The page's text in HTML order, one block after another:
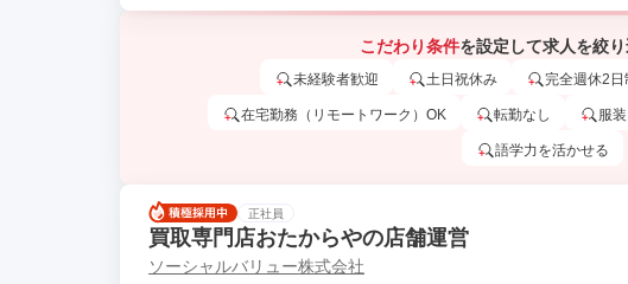
こだわり条件を設定して求人を絞
未経験者歓迎 土日祝休み 完全週休2日
在宅勤務（リモートワーク）OK 転勤なし 服
語学力を活かせる
正社員
買取専門店おたからやの店舗運営
ソーシャルバリュー株式会社